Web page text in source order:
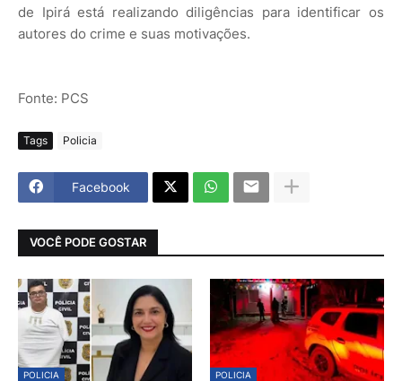
de Ipirá está realizando diligências para identificar os
autores do crime e suas motivações.
Fonte: PCS
Tags Policia
Facebook
VOCÊ PODE GOSTAR
POLICIA POLICIA